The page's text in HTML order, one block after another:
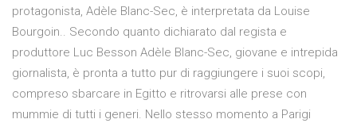
protagonista, Adèle Blanc-Sec, è interpretata da Louise
Bourgoin.. Secondo quanto dichiarato dal regista e
produttore Luc Besson Adèle Blanc-Sec, giovane e intrepida
giornalista, è pronta a tutto pur di raggiungere i suoi scopi,
compreso sbarcare in Egitto e ritrovarsi alle prese con
mummie di tutti i generi. Nello stesso momento a Parigi